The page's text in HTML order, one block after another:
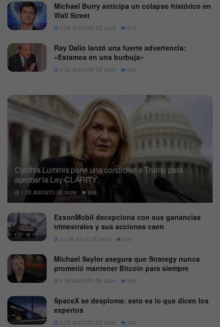
Michael Burry anticipa un colapso histórico en
Wall Street
5 DE AGOSTO DE 2026 673
Ray Dalio lanzó una fuerte advertencia:
«Estamos en una burbuja»
4 DE AGOSTO DE 2026 648
Cynthia Lummis pone una condición a Trump para
aprobar la Ley CLARITY
1 DE AGOSTO DE 2026 656
ExxonMobil decepciona con sus ganancias
trimestrales y sus acciones caen
31 DE JULIO DE 2026 556
Michael Saylor asegura que Strategy nunca
prometió mantener Bitcoin para siempre
2 DE AGOSTO DE 2026 616
SpaceX se desploma: esto es lo que dicen los
expertos
5 DE AGOSTO DE 2026 593